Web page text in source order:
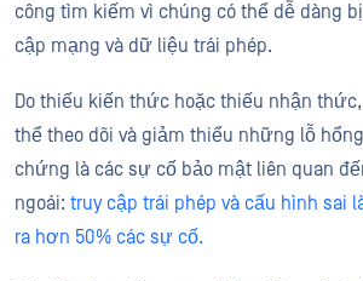
công tìm kiếm vì chúng có thể dễ dàng
cập mạng và dữ liệu trái phép.
Do thiếu kiến thức hoặc thiếu nhận
thể theo dõi và giảm thiểu những lỗ
chứng là các sự cố bảo mật liên quan
ngoái: truy cập trái phép và cấu hình sai
ra hơn 50% các sự cố.